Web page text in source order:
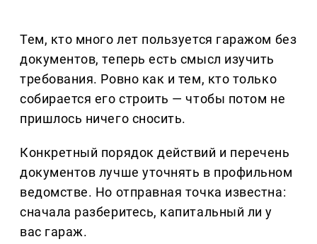
Тем, кто много лет пользуется гаражом без
документов, теперь есть смысл изучить
требования. Ровно как и тем, кто только
собирается его строить — чтобы потом не
пришлось ничего сносить.
Конкретный порядок действий и перечень
документов лучше уточнять в профильном
ведомстве. Но отправная точка известна:
сначала разберитесь, капитальный ли у
вас гараж.